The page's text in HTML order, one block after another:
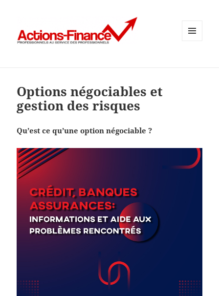
Options négociables et
gestion des risques
Qu’est ce qu’une option négociable ?